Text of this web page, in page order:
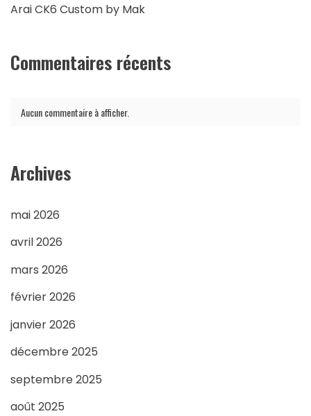
Arai CK6 Custom by Mak
Commentaires récents
Aucun commentaire à afficher.
Archives
mai 2026
avril 2026
mars 2026
février 2026
janvier 2026
décembre 2025
septembre 2025
août 2025